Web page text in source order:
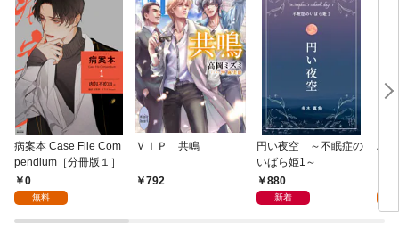
病案本 Case File Com
pendium［分冊版１］
0
無料
ＶＩＰ 共鳴
792
円い夜空 ～不眠症の
いばら姫1～
880
新着
ハ